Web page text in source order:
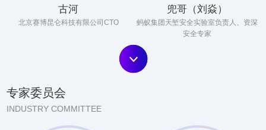
古河
北京赛博昆仑科技有限公司CTO
兜哥（刘焱）
蚂蚁集团天堑安全实验室负责人、资深
安全专家
专家委员会
INDUSTRY COMMITTEE